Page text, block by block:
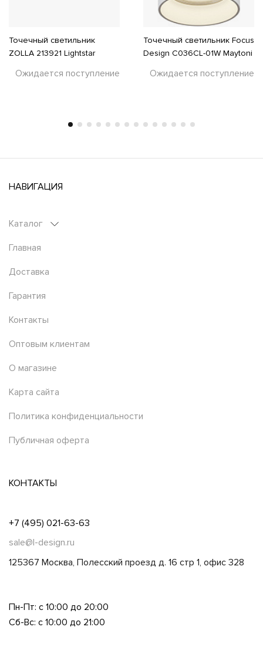
Точечный светильник
ZOLLA 213921 Lightstar
Ожидается поступление
Точечный светильник Focus
Design C036CL-01W Maytoni
Ожидается поступление
НАВИГАЦИЯ
Каталог
Главная
Доставка
Гарантия
Контакты
Оптовым клиентам
О магазине
Карта сайта
Политика конфиденциальности
Публичная оферта
КОНТАКТЫ
+7 (495) 021-63-63
sale@l-design.ru
125367 Москва, Полесский проезд д. 16 стр 1, офис 328
Пн-Пт: с 10:00 до 20:00
Сб-Вс: с 10:00 до 21:00